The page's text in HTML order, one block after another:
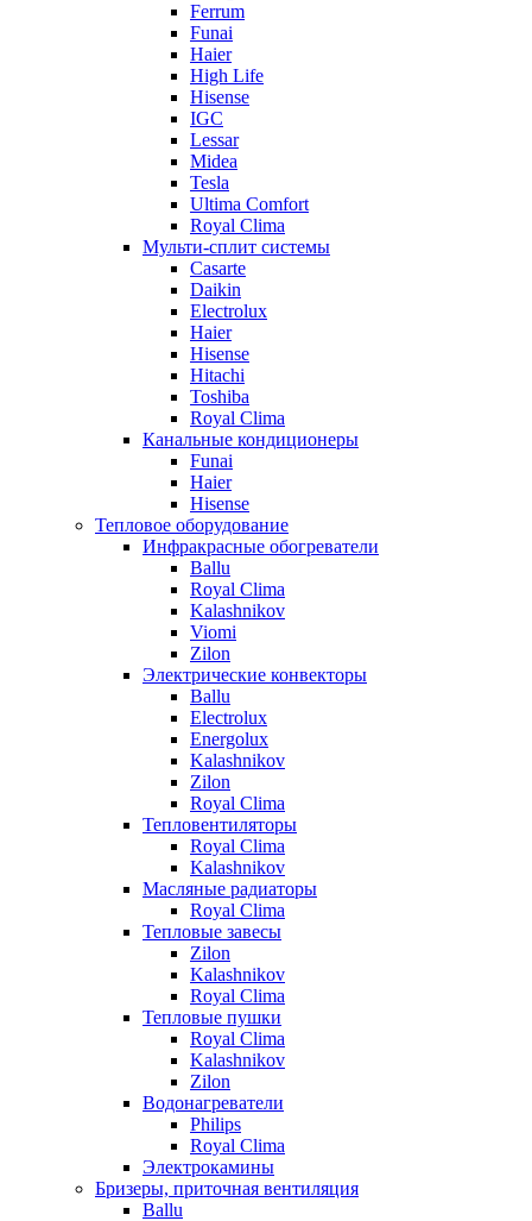
Ferrum
Funai
Haier
High Life
Hisense
IGC
Lessar
Midea
Tesla
Ultima Comfort
Royal Clima
Мульти-сплит системы
Casarte
Daikin
Electrolux
Haier
Hisense
Hitachi
Toshiba
Royal Clima
Канальные кондиционеры
Funai
Haier
Hisense
Тепловое оборудование
Инфракрасные обогреватели
Ballu
Royal Clima
Kalashnikov
Viomi
Zilon
Электрические конвекторы
Ballu
Electrolux
Energolux
Kalashnikov
Zilon
Royal Clima
Тепловентиляторы
Royal Clima
Kalashnikov
Масляные радиаторы
Royal Clima
Тепловые завесы
Zilon
Kalashnikov
Royal Clima
Тепловые пушки
Royal Clima
Kalashnikov
Zilon
Водонагреватели
Philips
Royal Clima
Электрокамины
Бризеры, приточная вентиляция
Ballu